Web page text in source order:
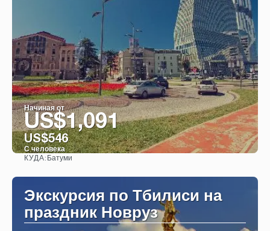
Начиная от
US$1,091
US$546
С человека
КУДА: Батуми
Экскурсия по Тбилиси на
праздник Новруз